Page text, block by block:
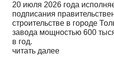
20 июля 2026 года
подписания
строительстве в городе
завода мощностью 600
в год.
читать далее